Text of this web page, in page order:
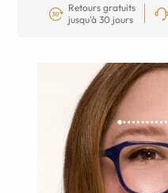
Retours gratuits
jusqu’à 30 jours